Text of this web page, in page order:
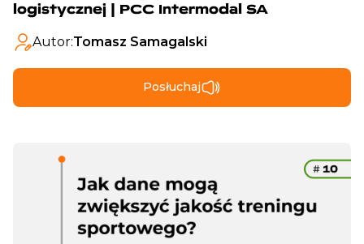
logistycznej | PCC Intermodal SA
Autor:Tomasz Samagalski
Posłuchaj